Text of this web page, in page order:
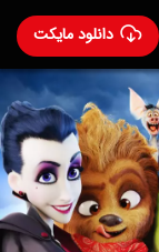
دانلود مایکت
- Monster